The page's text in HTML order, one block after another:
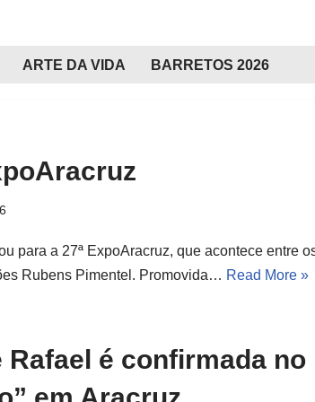
ARTE DA VIDA BARRETOS 2026
para a 27ª ExpoAracruz, que acontece entre
Rubens Pimentel. Promovida… Read More »
Rafael é confirmada no